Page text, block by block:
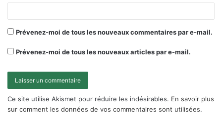
Prévenez-moi de tous les nouveaux commentaires par e-mail.
Prévenez-moi de tous les nouveaux articles par e-mail.
Ce site utilise Akismet pour réduire les indésirables. En savoir plus
sur comment les données de vos commentaires sont utilisées.